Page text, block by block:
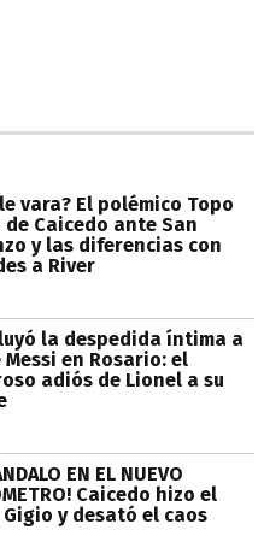
vara? El polémico Topo
de Caicedo ante San
y las diferencias con
a River
la despedida íntima a
Messi en Rosario: el
adiós de Lionel a su
EN EL NUEVO
Caicedo hizo el
Gigio y desató el caos